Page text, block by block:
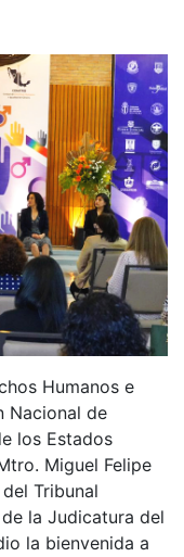
Humanos e
Nacional de
los Estados
Miguel Felipe
Tribunal
la Judicatura del
la bienvenida a